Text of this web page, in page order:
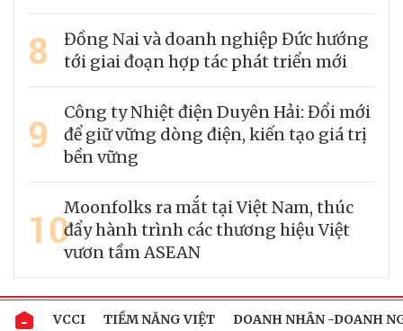
8
Đồng Nai và doanh nghiệp Đức hướng
tới giai đoạn hợp tác phát triển mới
9
Công ty Nhiệt điện Duyên Hải: Đổi mới
để giữ vững dòng điện, kiến tạo giá trị
bền vững
10Moonfolks ra mắt tại Việt Nam, thúc
đẩy hành trình các thương hiệu Việt
vươn tầm ASEAN
VCCI TIỀM NĂNG VIỆT DOANH NHÂN -DOANH